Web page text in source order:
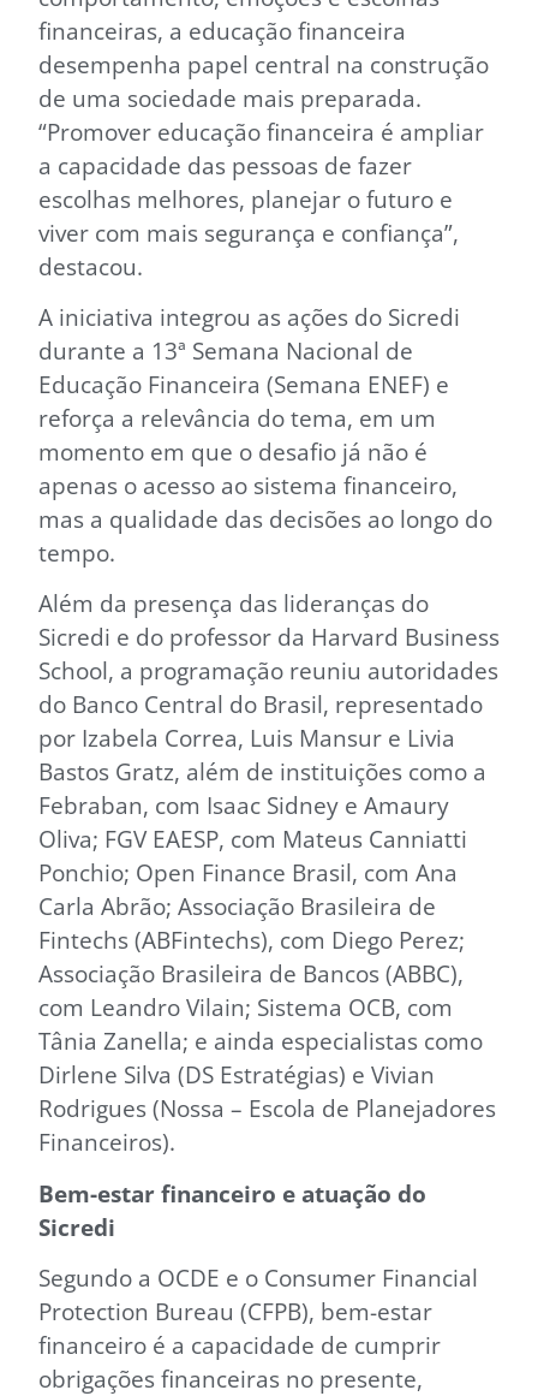
financeiras, a educação financeira
desempenha papel central na construção
de uma sociedade mais preparada.
“Promover educação financeira é ampliar
a capacidade das pessoas de fazer
escolhas melhores, planejar o futuro e
viver com mais segurança e confiança”,
destacou.
A iniciativa integrou as ações do Sicredi
durante a 13ª Semana Nacional de
Educação Financeira (Semana ENEF) e
reforça a relevância do tema, em um
momento em que o desafio já não é
apenas o acesso ao sistema financeiro,
mas a qualidade das decisões ao longo do
tempo.
Além da presença das lideranças do
Sicredi e do professor da Harvard Business
School, a programação reuniu autoridades
do Banco Central do Brasil, representado
por Izabela Correa, Luis Mansur e Livia
Bastos Gratz, além de instituições como a
Febraban, com Isaac Sidney e Amaury
Oliva; FGV EAESP, com Mateus Canniatti
Ponchio; Open Finance Brasil, com Ana
Carla Abrão; Associação Brasileira de
Fintechs (ABFintechs), com Diego Perez;
Associação Brasileira de Bancos (ABBC),
com Leandro Vilain; Sistema OCB, com
Tânia Zanella; e ainda especialistas como
Dirlene Silva (DS Estratégias) e Vivian
Rodrigues (Nossa – Escola de Planejadores
Financeiros).
Bem-estar financeiro e atuação do
Sicredi
Segundo a OCDE e o Consumer Financial
Protection Bureau (CFPB), bem-estar
financeiro é a capacidade de cumprir
obrigações financeiras no presente,